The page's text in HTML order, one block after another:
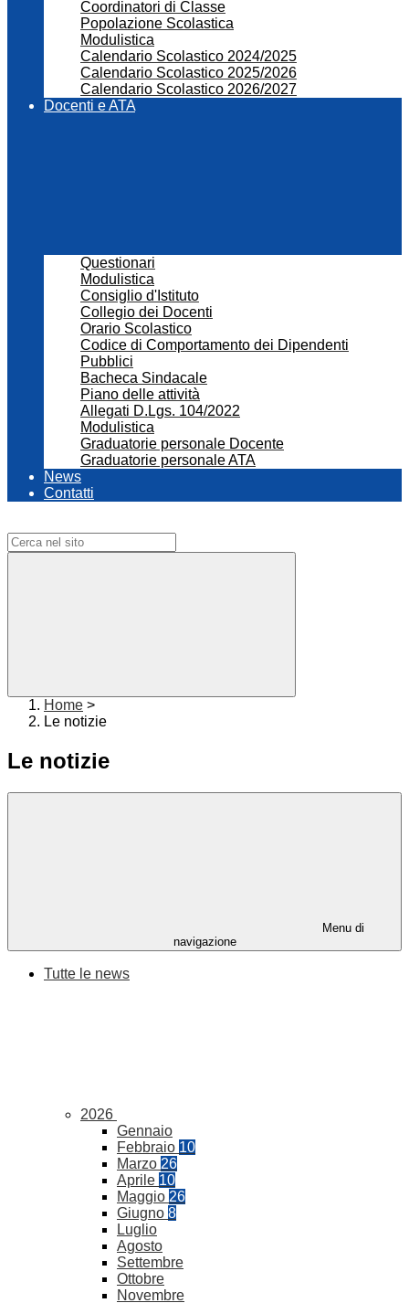
Coordinatori di Classe
Popolazione Scolastica
Modulistica
Calendario Scolastico 2024/2025
Calendario Scolastico 2025/2026
Calendario Scolastico 2026/2027
Docenti e ATA
Questionari
Modulistica
Consiglio d'Istituto
Collegio dei Docenti
Orario Scolastico
Codice di Comportamento dei Dipendenti
Pubblici
Bacheca Sindacale
Piano delle attività
Allegati D.Lgs. 104/2022
Modulistica
Graduatorie personale Docente
Graduatorie personale ATA
News
Contatti
Home >
Le notizie
Le notizie
Menu di
navigazione
Tutte le news
2026
Gennaio
Febbraio 10
Marzo 26
Aprile 10
Maggio 26
Giugno 8
Luglio
Agosto
Settembre
Ottobre
Novembre